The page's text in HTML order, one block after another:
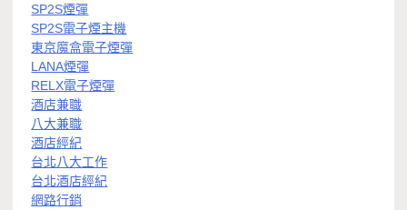
SP2S煙彈
SP2S電子煙主機
東京魔盒電子煙彈
LANA煙彈
RELX電子煙彈
酒店兼職
八大兼職
酒店經紀
台北八大工作
台北酒店經紀
網路行銷